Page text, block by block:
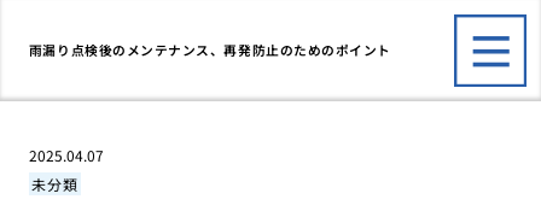
雨漏り点検後のメンテナンス、再発防止のためのポイント
2025.04.07
未分類